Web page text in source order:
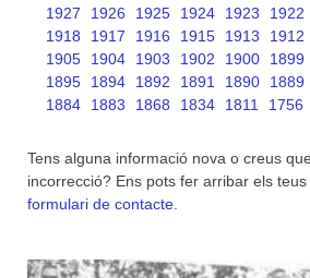
1927
1926 1925 1924 1923 1922
1918
1917 1916 1915 1913 1912
1905
1904 1903 1902 1900 1899
1895
1894 1892 1891 1890 1889
1884
1883 1868 1834 1811 1756
Tens alguna informació nova o creus
incorrecció? Ens pots fer arribar els
formulari de contacte